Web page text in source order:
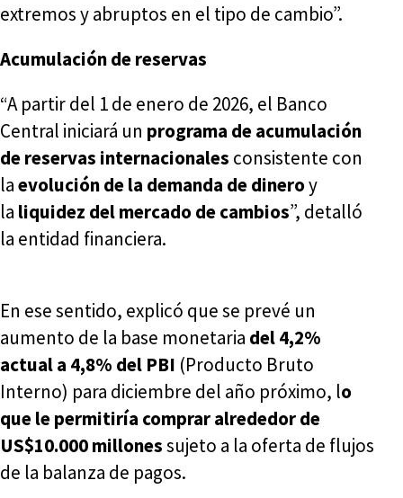
extremos y abruptos en el tipo de cambio”.
Acumulación de reservas
“A partir del 1 de enero de 2026, el Banco
Central iniciará un programa de acumulación
de reservas internacionales consistente con
laevolución de la demanda de dineroy
la liquidez del mercado de cambios”, detalló
la entidad financiera.
En ese sentido, explicó que se prevé un
aumento de la base monetaria del 4,2%
actual a 4,8% del PBI (Producto Bruto
Interno) para diciembre del año próximo, lo
que le permitiría comprar alrededor de
US$10.000 millonessujeto a la oferta de flujos
de la balanza de pagos.